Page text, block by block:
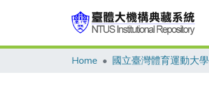
Home 國立臺灣體育運動大學